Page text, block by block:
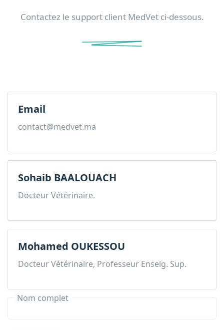
Contactez le support client MedVet ci-dessous.
Email
contact@medvet.ma
Sohaib BAALOUACH
Docteur Vétérinaire.
Mohamed OUKESSOU
Docteur Vétérinaire, Professeur Enseig. Sup.
Nom complet